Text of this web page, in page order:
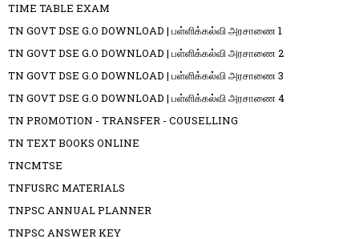
TIME TABLE EXAM
TN GOVT DSE G.O DOWNLOAD | பள்ளிக்கல்வி அரசாணை 1
TN GOVT DSE G.O DOWNLOAD | பள்ளிக்கல்வி அரசாணை 2
TN GOVT DSE G.O DOWNLOAD | பள்ளிக்கல்வி அரசாணை 3
TN GOVT DSE G.O DOWNLOAD | பள்ளிக்கல்வி அரசாணை 4
TN PROMOTION - TRANSFER - COUSELLING
TN TEXT BOOKS ONLINE
TNCMTSE
TNFUSRC MATERIALS
TNPSC ANNUAL PLANNER
TNPSC ANSWER KEY